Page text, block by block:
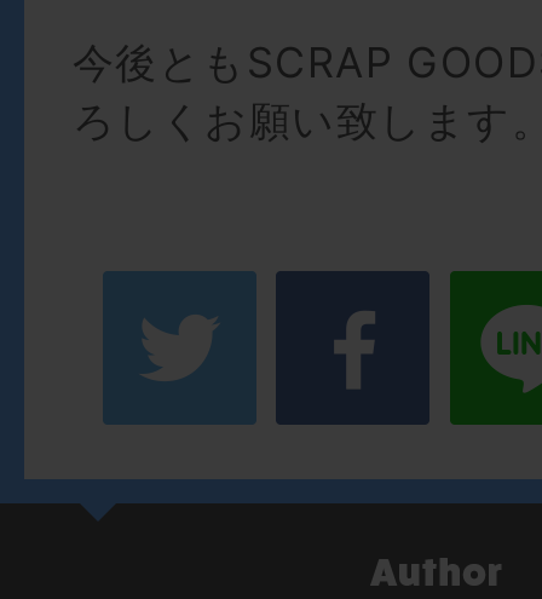
今後ともSCRAP
ろしくお願い致します